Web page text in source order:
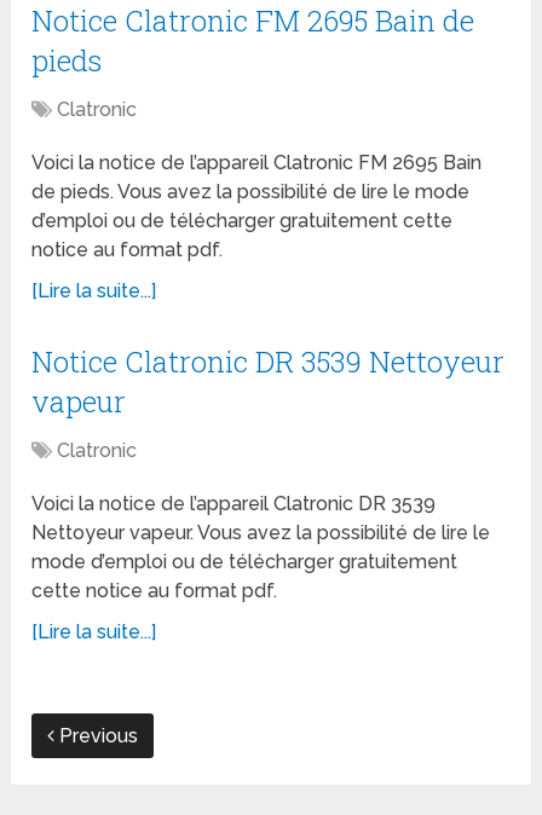
Notice Clatronic FM 2695 Bain de
pieds
Clatronic
Voici la notice de l’appareil Clatronic FM 2695 Bain
de pieds. Vous avez la possibilité de lire le mode
d’emploi ou de télécharger gratuitement cette
notice au format pdf.
[Lire la suite...]
Notice Clatronic DR 3539 Nettoyeur
vapeur
Clatronic
Voici la notice de l’appareil Clatronic DR 3539
Nettoyeur vapeur. Vous avez la possibilité de lire le
mode d’emploi ou de télécharger gratuitement
cette notice au format pdf.
[Lire la suite...]
Previous